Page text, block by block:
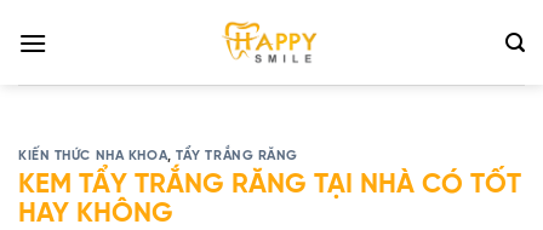
qua
nội
dung
KIẾN THỨC NHA KHOA,TẨY TRẮNG RĂNG
KEM TẨY TRẮNG RĂNG TẠI NHÀ CÓ TỐT
HAY KHÔNG